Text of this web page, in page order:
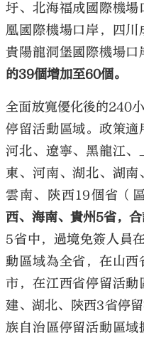
圩、北海福成國際機
凰國際機場口岸，四川
貴陽龍洞堡國際機場口
的39個增加至60個。
全面放寬優化後的240
停留活動區域。政策適
河北、遼寧、黑龍江
東、河南、湖北、湖南
雲南、陝西19個省（
西、海南、貴州5省，
5省中，過境免簽人員
動區域為全省，在山
市，在江西省停留活
建、湖北、陝西3省停
族自治區停留活動區